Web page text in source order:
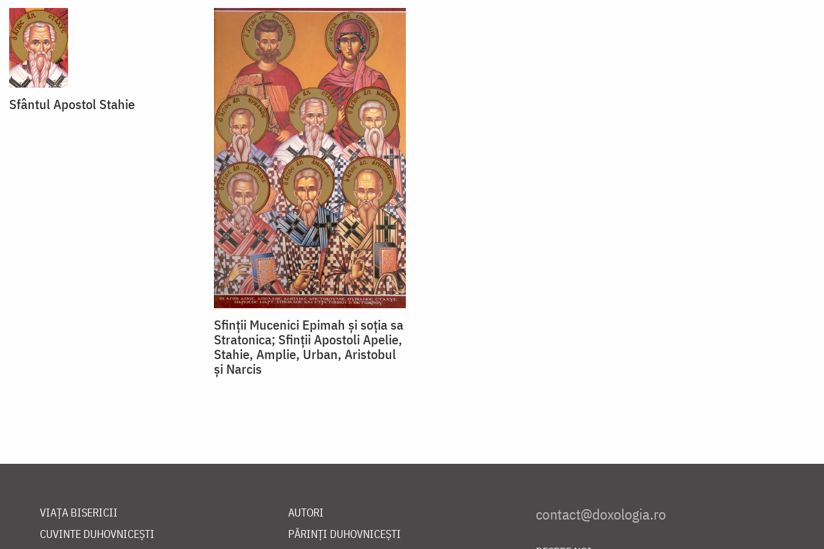
Sfântul Apostol Stahie
Sfinții Mucenici Epimah și soția sa
Stratonica; Sfinții Apostoli Apelie,
Stahie, Amplie, Urban, Aristobul
și Narcis
VIAȚA BISERICII
CUVINTE DUHOVNICEȘTI
AUTORI
PĂRINȚI DUHOVNICEȘTI